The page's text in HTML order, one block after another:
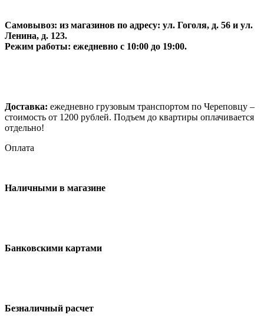
Самовывоз: из магазинов по адресу: ул. Гоголя, д. 56 и ул.
Ленина, д. 123.
Режим работы: ежедневно с 10:00 до 19:00.
Доставка: ежедневно грузовым транспортом по Череповцу –
стоимость от 1200 рублей. Подъем до квартиры оплачивается
отдельно!
Оплата
Наличными в магазине
Банковскими картами
Безналичный расчет